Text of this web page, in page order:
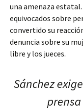
una amenaza
equivocados sobre
convertido su
denuncia sobre su
libre y los jueces.
Sánchez